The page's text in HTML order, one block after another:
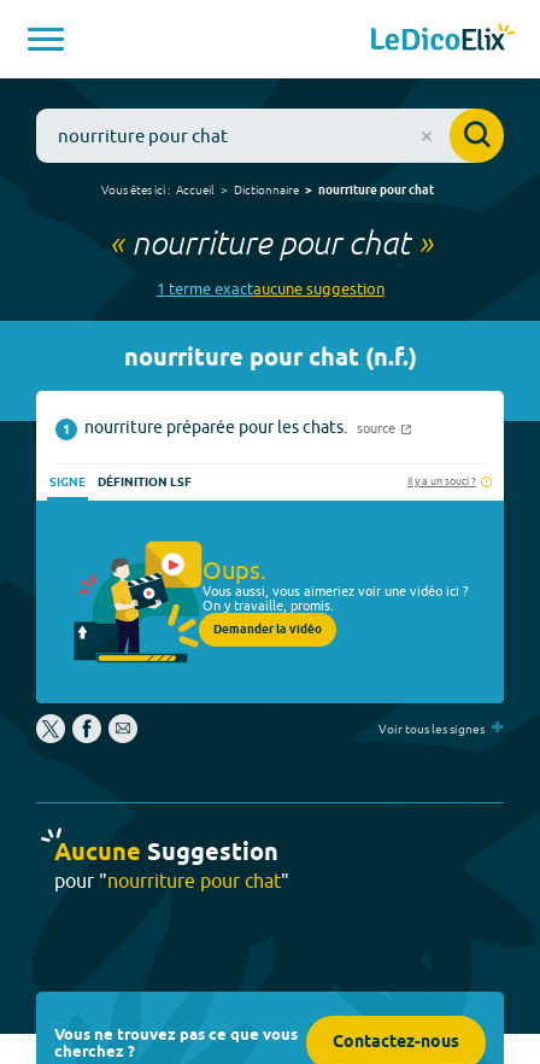
Vous êtes ici : Accueil Dictionnaire nourriture pour chat
« nourriture pour chat»
1 termeexactaucunesuggestion
nourriture pour chat(n.f.)
1 nourriture préparée pour les chats. source
SIGNE DÉFINITION LSF Il y a un souci ?
Oups.
Vous aussi, vous aimeriez voir une vidéo ici ?
On y travaille, promis.
Demander la vidéo
Voir tous les signes +
Aucune Suggestion
pour "nourriture pour chat"
Vous ne trouvez pas ce que vous
cherchez ? Contactez-nous